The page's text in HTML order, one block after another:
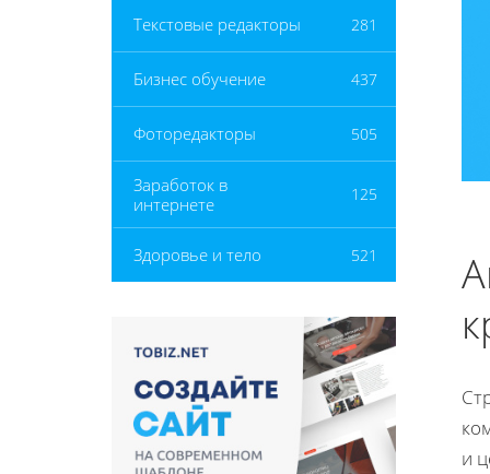
Текстовые редакторы 281
Бизнес обучение 437
Фоторедакторы 505
Заработок в
интернете
125
Здоровье и тело 521
и